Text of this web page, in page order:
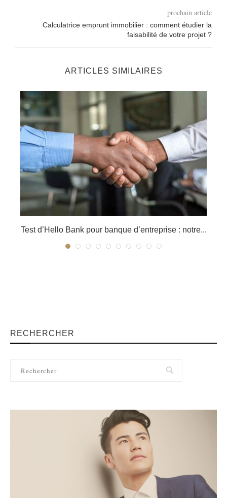
prochain article
Calculatrice emprunt immobilier : comment étudier la
faisabilité de votre projet ?
ARTICLES SIMILAIRES
Test d’Hello Bank pour banque d’entreprise : notre...
RECHERCHER